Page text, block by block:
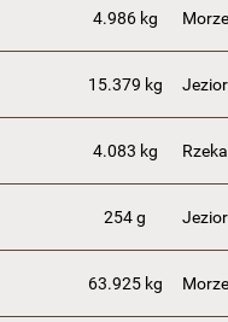
4.986 kg
15.379 kg
4.083 kg
254 g
63.925 kg